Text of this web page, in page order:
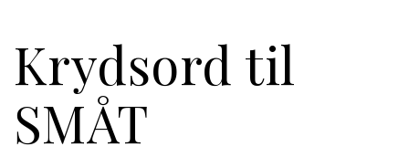
Krydsord til
SMÅT